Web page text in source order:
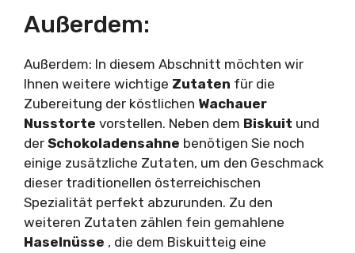
Außerdem:
Außerdem: In diesem Abschnitt möchten wir
Ihnen weitere wichtige Zutaten für die
Zubereitung der köstlichen Wachauer
Nusstorte vorstellen. Neben dem Biskuit und
der Schokoladensahne benötigen Sie noch
einige zusätzliche Zutaten, um den Geschmack
dieser traditionellen österreichischen
Spezialität perfekt abzurunden. Zu den
weiteren Zutaten zählen fein gemahlene
Haselnüsse , die dem Biskuitteig eine